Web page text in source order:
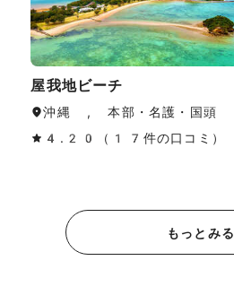
屋我地ビーチ
沖縄 , 本部・名護・国頭
4.20（17件の口コミ）
もっとみる